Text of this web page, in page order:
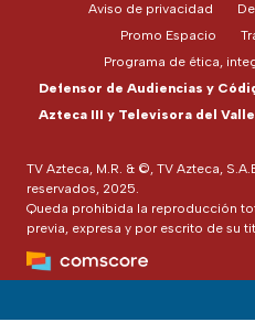
TV Azteca, M.R. & ©, TV Azteca,
reservados, 2025.
Queda prohibida la reproducción
previa, expresa y por escrito de su
Aviso de privacidad
Promo Espacio
Programa de ética,
Defensor de Audiencias y
Azteca III y Televisora del